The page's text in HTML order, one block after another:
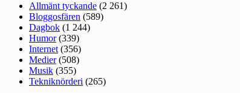
Allmänt tyckande (2 261)
Bloggosfären (589)
Dagbok (1 244)
Humor(339)
Internet (356)
Medier(508)
Musik (355)
Tekniknörderi (265)